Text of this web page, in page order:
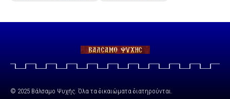
© 2025 Βάλσαμο Ψυχής. Όλα τα δικαιώματα διατηρούνται.